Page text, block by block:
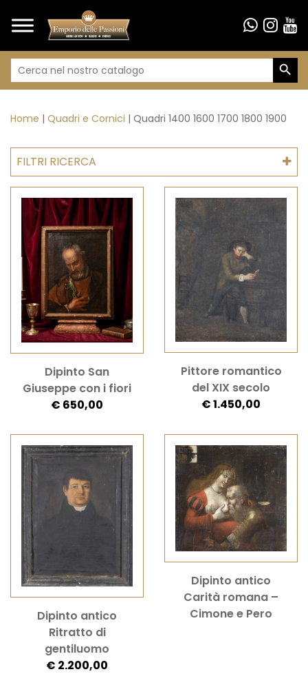
Search
for:
Search Button
Home Quadri e Cornici Quadri 1400 1600 1700 1800 1900
FILTRI RICERCA
Dipinto San
Giuseppe con i fiori
€ 650,00
Pittore romantico
del XIX secolo
€ 1.450,00
Dipinto antico
Ritratto di
gentiluomo
€ 2.200,00
Dipinto antico
Carità romana –
Cimone e Pero